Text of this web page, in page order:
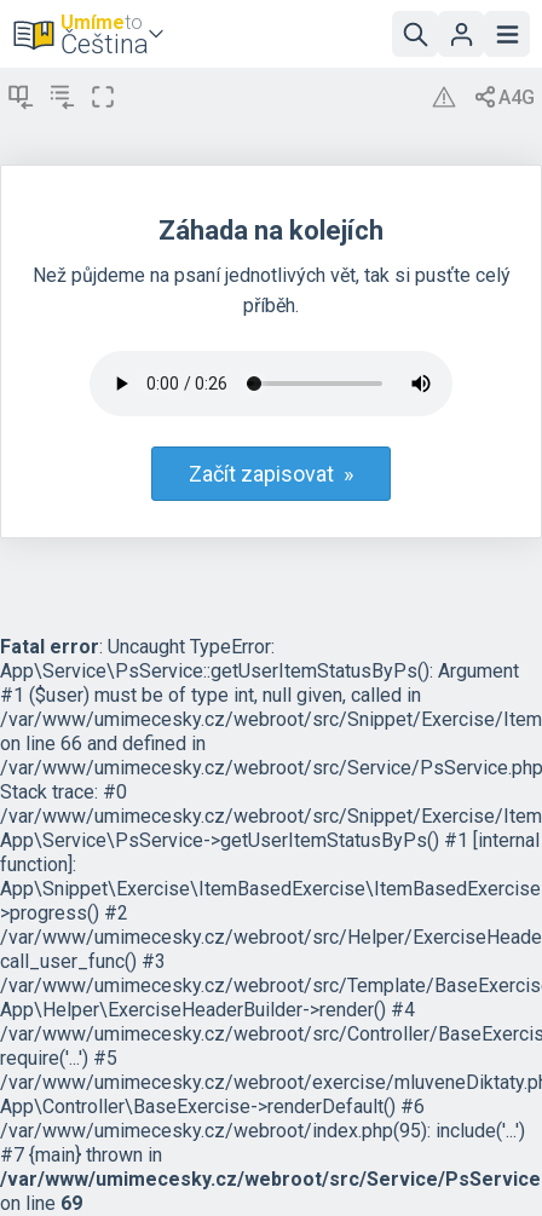
Umímeto
Čeština
Záhada na kolejích
Než půjdeme na psaní jednotlivých vět, tak si pusťte celý
příběh.
Začít zapisovat »
Fatal error: Uncaught TypeError:
App\Service\PsService::getUserItemStatusByPs(): Argument
#1 ($user) must be of type int, null given, called in
/var/www/umimecesky.cz/webroot/src/Snippet/Exercise/
on line 66 and defined in
/var/www/umimecesky.cz/webroot/src/Service/
Stack trace: #0
/var/www/umimecesky.cz/webroot/src/Snippet/Exercise/
App\Service\PsService->getUserItemStatusByPs() #1 [internal
function]:
>progress() #2
/var/www/umimecesky.cz/webroot/src/Helper/
call_user_func() #3
/var/www/umimecesky.cz/webroot/src/Template/
App\Helper\ExerciseHeaderBuilder->render() #4
/var/www/umimecesky.cz/webroot/src/Controller/
require('...') #5
/var/www/umimecesky.cz/webroot/exercise/
App\Controller\BaseExercise->renderDefault() #6
/var/www/umimecesky.cz/webroot/index.php(95): include('...')
#7 {main} thrown in
/var/www/umimecesky.cz/webroot/src/Service/
on line 69